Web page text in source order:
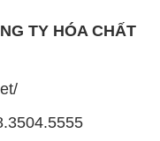
TY HÓA CHẤT